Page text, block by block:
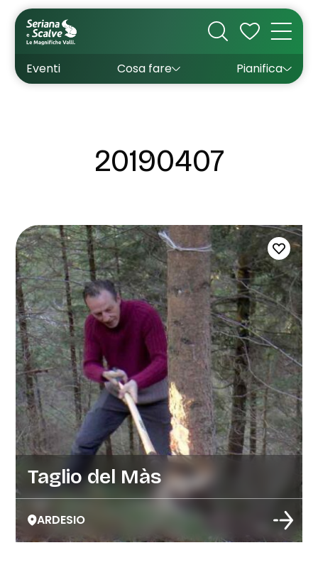
Eventi Cosa fare
Cultura
Outdoor
Pianifica
Dove dormire
Come arrivare
Come muoversi
Wishlist
20190407
Taglio del Màs
ARDESIO